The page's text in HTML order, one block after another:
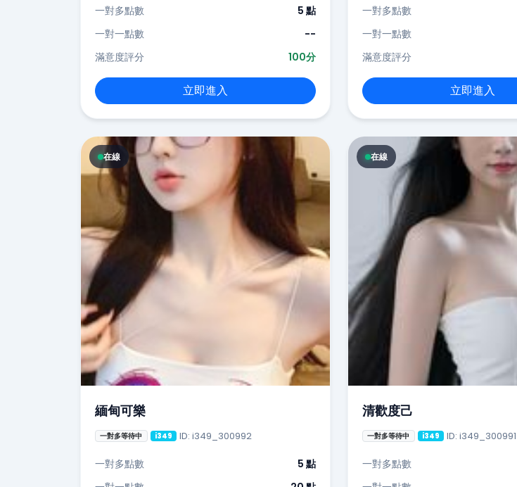
一對多點數
5 點
一對一點數
--
滿意度評分
100分
立即進入
一對多點數
一對一點數
滿意度評分
立即進入
在線
緬甸可樂
一對多等待中 i349 ID: i349_300992
一對多點數
5 點
在線
清歡度己
一對多等待中 i349 ID: i349_300991
一對多點數